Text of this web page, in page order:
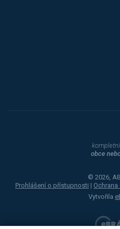
obce
© 2026,
Prohlášení o přístupnosti |
Vytvořila